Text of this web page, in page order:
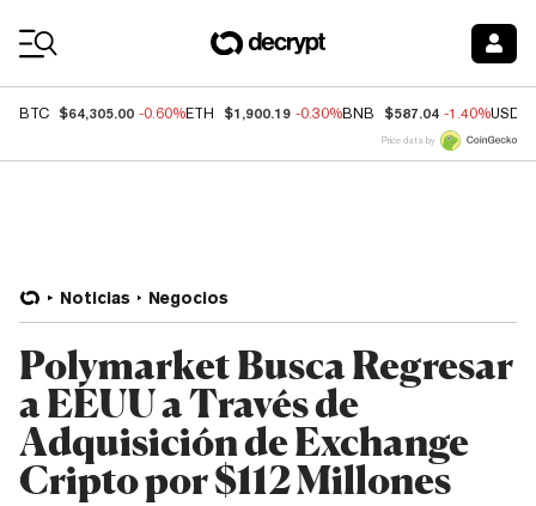
BTC $64,305.00 -0.60%ETH $1,900.19 -0.30%BNB $587.04 -1.40%USDC
Price data by
Noticias Negocios
Polymarket Busca Regresar
a EEUU a Través de
Adquisición de Exchange
Cripto por $112 Millones